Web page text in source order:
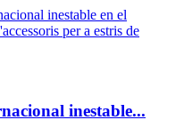
inestable...